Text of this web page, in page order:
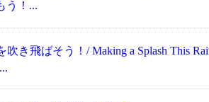
う！...
吹き飛ばそう！/ Making a Splash This